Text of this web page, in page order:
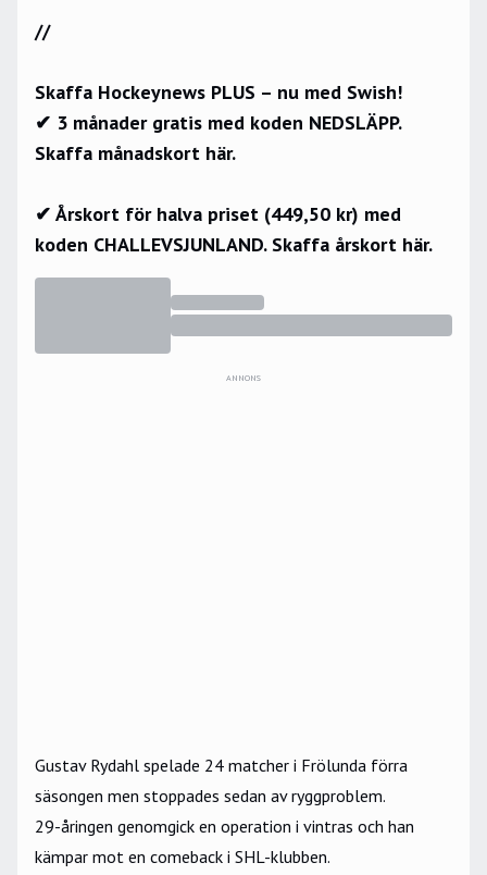
//
Skaffa Hockeynews PLUS – nu med Swish!
✔ 3 månader gratis med koden NEDSLÄPP.
Skaffa månadskort här.
✔ Årskort för halva priset (449,50 kr) med
koden CHALLEVSJUNLAND. Skaffa årskort här.
ANNONS
Gustav Rydahl spelade 24 matcher i Frölunda förra
säsongen men stoppades sedan av ryggproblem.
29-åringen genomgick en operation i vintras och han
kämpar mot en comeback i SHL-klubben.